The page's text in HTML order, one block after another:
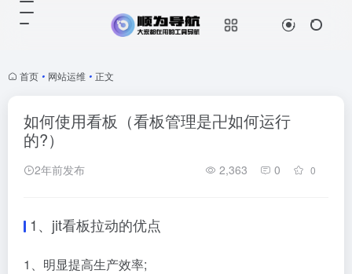
首页 • 网站运维 • 正文
如何使用看板（看板管理是卍如何运行
的?）
2年前发布 2,363 0 0
1、 jit看板拉动的优点
1、明显提高生产效率;